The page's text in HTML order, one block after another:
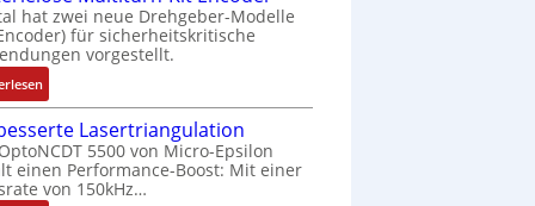
hat zwei neue Drehgeber-Modelle
für sicherheitskritische
vorgestellt.
:
B
a
t
t
e
Lasertriangulation
5500 von Micro-Epsilon
einen Performance-Boost: Mit einer
von 150kHz…